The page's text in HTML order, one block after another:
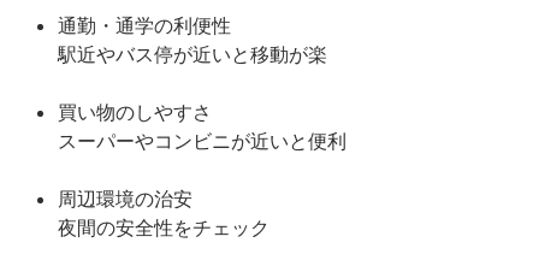
通勤・通学の利便性
駅近やバス停が近いと移動が楽
買い物のしやすさ
スーパーやコンビニが近いと便利
周辺環境の治安
夜間の安全性をチェック